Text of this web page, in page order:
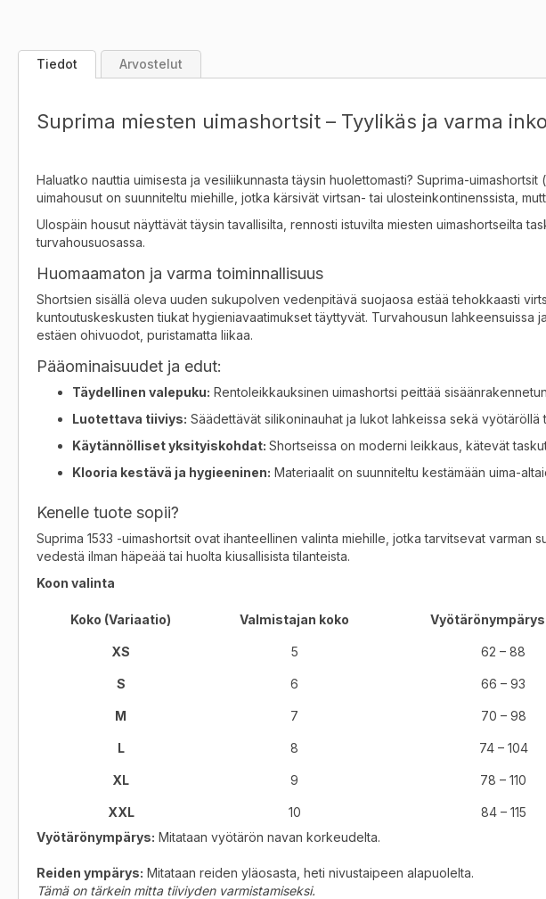
Tiedot
Suprima miesten uimashortsit – Tyylikäs ja varma
Haluatko nauttia uimisesta ja vesiliikunnasta täysin huolettomasti? Suprima-
uimahousut on suunniteltu miehille, jotka kärsivät virtsan- tai ulosteinkontinenssista,
Ulospäin housut näyttävät täysin tavallisilta, rennosti istuvilta miesten uimashortseilta
turvahousuosassa.
Huomaamaton ja varma toiminnallisuus
Shortsien sisällä oleva uuden sukupolven vedenpitävä suojaosa estää tehokkaasti
kuntoutuskeskusten tiukat hygieniavaatimukset täyttyvät. Turvahousun lahkeensuissa
estäen ohivuodot, puristamatta liikaa.
Pääominaisuudet ja edut:
Täydellinen valepuku: Rentoleikkauksinen uimashortsi peittää
Luotettava tiiviys: Säädettävät silikoninauhat ja lukot lahkeissa sekä
Käytännölliset yksityiskohdat: Shortseissa on moderni leikkaus, kätevät
Klooria kestävä ja hygieeninen: Materiaalit on suunniteltu kestämään uima-
Kenelle tuote sopii?
Suprima 1533 -uimashortsit ovat ihanteellinen valinta miehille, jotka tarvitsevat varman
vedestä ilman häpeää tai huolta kiusallisista tilanteista.
Koon valinta
Koko (Variaatio) Valmistajan koko
XS 5 62 – 88
S 6 66 – 93
M 7 70 – 98
L 8 74 – 104
XL 9 78 – 110
XXL 10 84 – 115
Vyötärönympärys: Mitataan vyötärön navan korkeudelta.
Reiden ympärys: Mitataan reiden yläosasta, heti nivustaipeen alapuolelta.
Tämä on tärkein mitta tiiviyden varmistamiseksi.
Arvostelut